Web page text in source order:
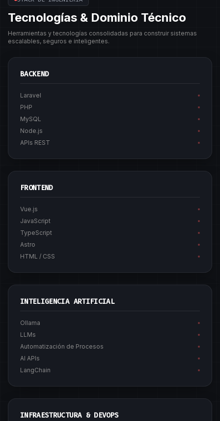
Tecnologías & Dominio Técnico
Herramientas y tecnologías consolidadas para construir sistemas
escalables, seguros e inteligentes.
BACKEND
Laravel
PHP
MySQL
Node.js
APIs REST
FRONTEND
Vue.js
JavaScript
TypeScript
Astro
HTML / CSS
INTELIGENCIA ARTIFICIAL
Ollama
LLMs
Automatización de Procesos
AI APIs
LangChain
INFRAESTRUCTURA & DEVOPS